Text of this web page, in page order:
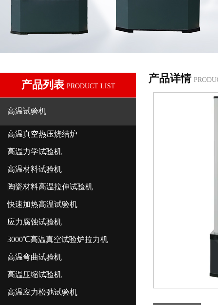
产品列表 PRODUCT LIST
高温试验机
高温真空热压烧结炉
高温力学试验机
高温材料试验机
陶瓷材料高温拉伸试验机
快速加热高温试验机
应力腐蚀试验机
3000℃高温真空试验炉拉力机
高温弯曲试验机
高温压缩试验机
高温应力松弛试验机
产品详情